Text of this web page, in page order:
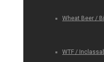
Wheat Beer /
WTF /